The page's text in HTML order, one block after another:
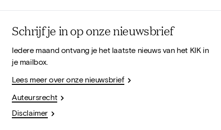
Schrijf je in op onze nieuwsbrief
Iedere maand ontvang je het laatste nieuws van het KIK in
je mailbox.
Lees meer over onze nieuwsbrief
Auteursrecht
Disclaimer